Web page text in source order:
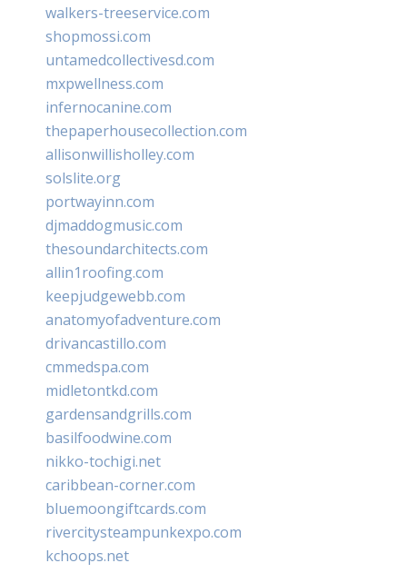
walkers-treeservice.com
shopmossi.com
untamedcollectivesd.com
mxpwellness.com
infernocanine.com
thepaperhousecollection.com
allisonwillisholley.com
solslite.org
portwayinn.com
djmaddogmusic.com
thesoundarchitects.com
allin1roofing.com
keepjudgewebb.com
anatomyofadventure.com
drivancastillo.com
cmmedspa.com
midletontkd.com
gardensandgrills.com
basilfoodwine.com
nikko-tochigi.net
caribbean-corner.com
bluemoongiftcards.com
rivercitysteampunkexpo.com
kchoops.net